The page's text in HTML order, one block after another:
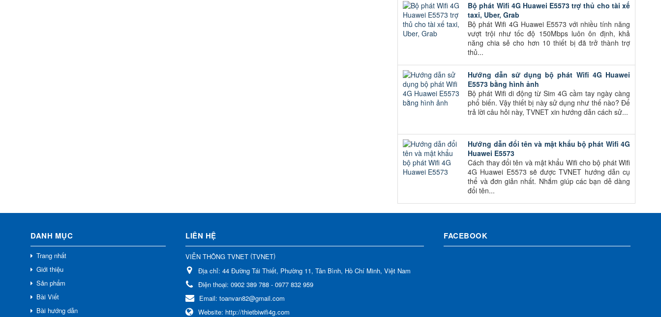
Bộ phát Wifi 4G Huawei E5573 trợ thủ cho tài xế
taxi, Uber, Grab
Bộ phát Wifi 4G Huawei E5573 với nhiều tính năng
vượt trội như tốc độ 150Mbps luôn ôn định, khả
năng chia sẻ cho hơn 10 thiết bị đã trở thành trợ
thủ...
Hướng dẫn sử dụng bộ phát Wifi 4G Huawei
E5573 bằng hình ảnh
Bộ phát Wifi di động từ Sim 4G cầm tay ngày càng
phổ biến. Vậy thiết bị này sử dụng như thế nào? Để
trả lời câu hỏi này, TVNET xin hướng dẫn cách sử...
Hướng dẫn đổi tên và mật khẩu bộ phát Wifi 4G
Huawei E5573
Cách thay đổi tên và mật khẩu Wifi cho bộ phát Wifi
4G Huawei E5573 sẽ được TVNET hướng dẫn cụ
thể và đơn giản nhất. Nhắm giúp các bạn dễ dàng
đổi tên...
DANH MỤC
Trang nhất
Giới thiệu
Sản phẩm
Bài Viết
Bài hướng dẫn
LIÊN HỆ
VIỄN THÔNG TVNET (TVNET)
Địa chỉ: 44 Đường Tái Thiết, Phường 11, Tân Bình, Hồ Chí Minh, Việt Nam
Điện thoại: 0902 389 788 - 0977 832 959
Email: toanvan82@gmail.com
Website: http://thietbiwifi4g.com
FACEBOOK